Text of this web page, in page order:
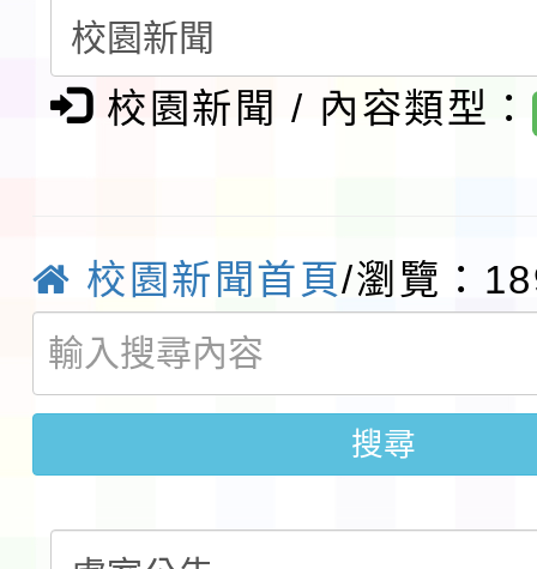
請一案
報
淨零綠領人才培育課程
檢送桃園市115學年度
程
函轉國家通訊傳播委員
鎮韌性（防空）演習－
速演練執行計畫」
「115年金融知識線上
法」
本校115學年度第1學
第3次招考代課鐘點教
告(不再辦理後續甄選)
檢送「桃園市115學年
賽實施要點」1份
本市「115學年度學生
校園新聞 / 內容類型：
校園新聞首頁/瀏覽：
搜尋